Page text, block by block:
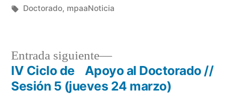
en
Etiquetas:
Doctorado, mpaaNoticia
Navegación
Entrada siguiente
Entrada
siguiente:
IV Ciclo de Apoyo al Doctorado //
Sesión 5 (jueves 24 marzo)